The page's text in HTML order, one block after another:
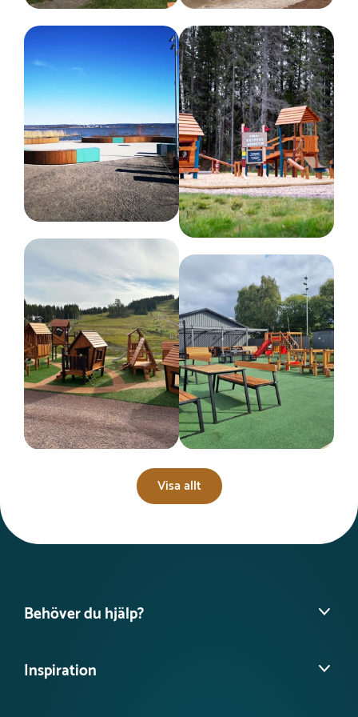
3-9 år
Färg
Olika färger
Nettovikt
30 kg
Visa allt
Behöver du hjälp?
Vanliga frågor
Inspiration